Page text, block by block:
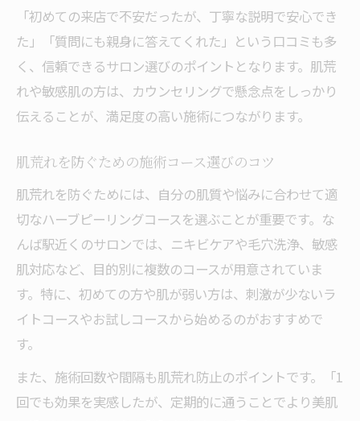
「初めての来店で不安だったが、丁寧な説明で安心でき
た」「質問にも親身に答えてくれた」という口コミも多
く、信頼できるサロン選びのポイントとなります。肌荒
れや敏感肌の方は、カウンセリングで懸念点をしっかり
伝えることが、満足度の高い施術につながります。
肌荒れを防ぐための施術コース選びのコツ
肌荒れを防ぐためには、自分の肌質や悩みに合わせて適
切なハーブピーリングコースを選ぶことが重要です。な
んば駅近くのサロンでは、ニキビケアや毛穴洗浄、敏感
肌対応など、目的別に複数のコースが用意されていま
す。特に、初めての方や肌が弱い方は、刺激が少ないラ
イトコースやお試しコースから始めるのがおすすめで
す。
また、施術回数や間隔も肌荒れ防止のポイントです。「1
回でも効果を実感したが、定期的に通うことでより美肌